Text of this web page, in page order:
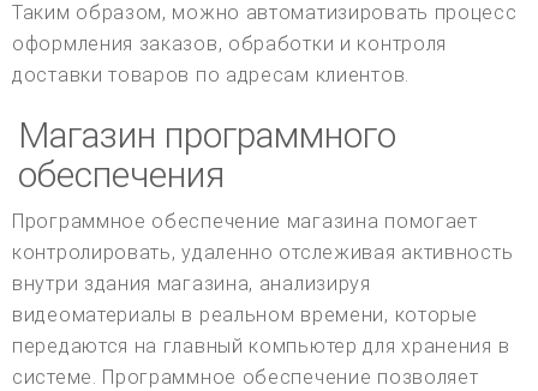
Таким образом, можно автоматизировать процесс
оформления заказов, обработки и контроля
доставки товаров по адресам клиентов.
Магазин программного
обеспечения
Программное обеспечение магазина помогает
контролировать, удаленно отслеживая активность
внутри здания магазина, анализируя
видеоматериалы в реальном времени, которые
передаются на главный компьютер для хранения в
системе. Программное обеспечение позволяет